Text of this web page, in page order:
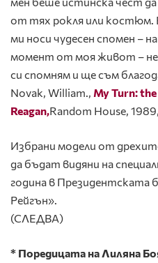
от тях рокля или костюм.
ми носи чудесен спомен –
момент от моя живот –
си спомням и ще съм
Novak, William., My Turn:
Reagan,Random House,
Избрани модели от
да бъдат видяни на
година в Президентската
Рейгън».
(СЛЕДВА)
* Поредицата на Лиляна